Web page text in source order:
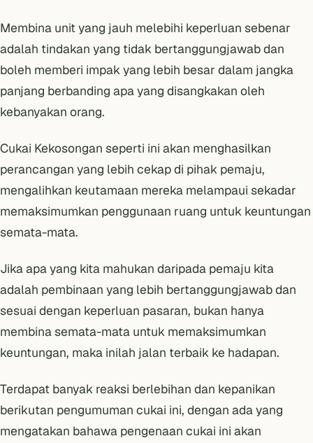
Membina unit yang jauh melebihi keperluan sebenar
adalah tindakan yang tidak bertanggungjawab dan
boleh memberi impak yang lebih besar dalam jangka
panjang berbanding apa yang disangkakan oleh
kebanyakan orang.
Cukai Kekosongan seperti ini akan menghasilkan
perancangan yang lebih cekap di pihak pemaju,
mengalihkan keutamaan mereka melampaui sekadar
memaksimumkan penggunaan ruang untuk keuntungan
semata-mata.
Jika apa yang kita mahukan daripada pemaju kita
adalah pembinaan yang lebih bertanggungjawab dan
sesuai dengan keperluan pasaran, bukan hanya
membina semata-mata untuk memaksimumkan
keuntungan, maka inilah jalan terbaik ke hadapan.
Terdapat banyak reaksi berlebihan dan kepanikan
berikutan pengumuman cukai ini, dengan ada yang
mengatakan bahawa pengenaan cukai ini akan